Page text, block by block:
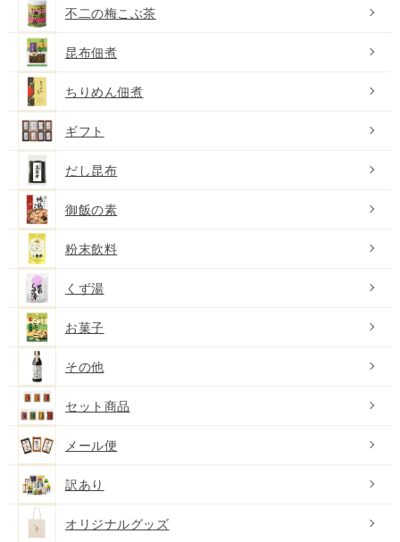
不二の梅こぶ茶
昆布佃煮
ちりめん佃煮
ギフト
だし昆布
御飯の素
粉末飲料
くず湯
お菓子
その他
セット商品
メール便
訳あり
オリジナルグッズ